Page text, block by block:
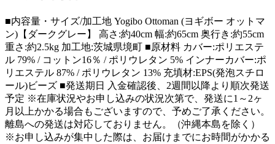
■内容量・サイズ/加工地 Yogibo Ottoman (ヨギボー オットマ
ン)【ダークグレー】 高さ:約40cm 幅:約65cm 奥行き:約55cm
重さ:約2.5kg 加工地:茨城県境町 ■原材料 カバー:ポリエステ
ル 79% / コットン16％ / ポリウレタン 5% インナーカバー:ポ
リエステル 87% / ポリウレタン 13% 充填材:EPS(発泡スチロ
ール)ビーズ ■発送期日 入金確認後、2週間以降より順次発送
予定 ※在庫状況やお申し込みの状況次第で、発送に1～2ヶ
月以上かかる場合もございますので、予めご了承ください。
離島への発送は対応しておりません。（沖縄本島を除く）
※お申し込みが集中した際は、お届けまでにお時間がかかる